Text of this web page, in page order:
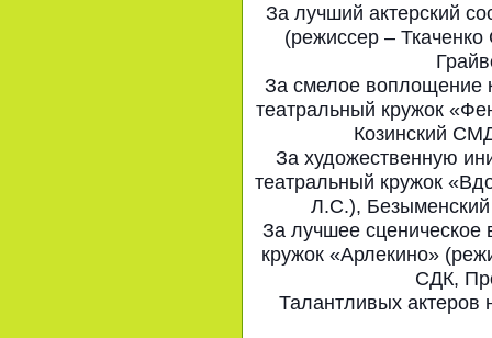
За лучший актерский
(режиссер –
За смелое воплощение
театральный кружок
Козинский
За художественную
театральный кружок
Л.С.),
За лучшее сценическое
кружок «Арлекино»
СДК,
Талантливых актеров